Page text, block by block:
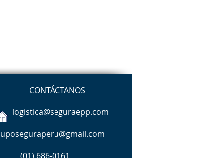
CONTÁCTANOS
logistica@seguraepp.com
(01) 686-0161